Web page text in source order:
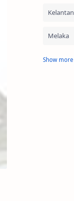
Kelantan
Melaka
Pahang